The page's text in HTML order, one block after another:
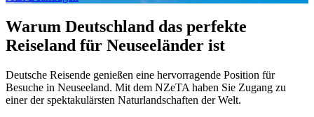
Warum Deutschland das perfekte
Reiseland für Neuseeländer ist
Deutsche Reisende genießen eine hervorragende Position für
Besuche in Neuseeland. Mit dem NZeTA haben Sie Zugang zu
einer der spektakulärsten Naturlandschaften der Welt.